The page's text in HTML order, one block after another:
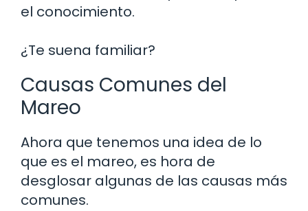
el conocimiento.
¿Te suena familiar?
Causas Comunes del
Mareo
Ahora que tenemos una idea de lo
que es el mareo, es hora de
desglosar algunas de las causas más
comunes.